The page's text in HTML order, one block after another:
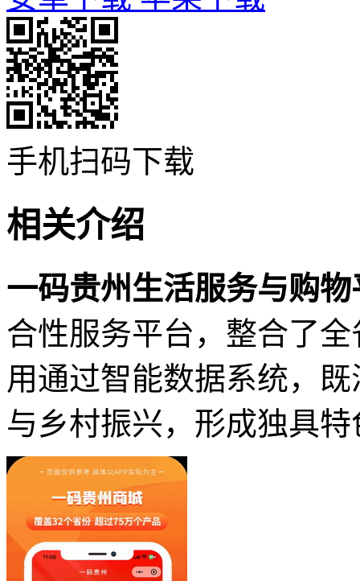
手机扫码下载
相关介绍
一码贵州生活服务与购物
合性服务平台，整合了
用通过智能数据系统，
与乡村振兴，形成独具